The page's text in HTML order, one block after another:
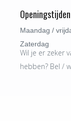
Openingstijden
Maandag /
Zaterdag
Wil je er zeker
hebben? Bel /